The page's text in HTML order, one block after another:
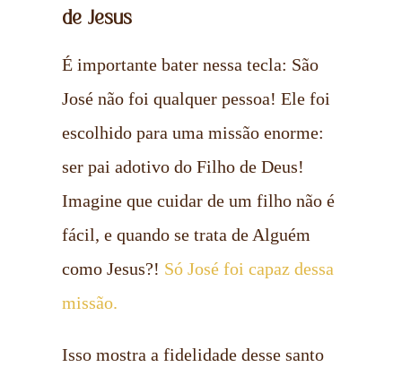
de Jesus
É importante bater nessa tecla: São
José não foi qualquer pessoa! Ele foi
escolhido para uma missão enorme:
ser pai adotivo do Filho de Deus!
Imagine que cuidar de um filho não é
fácil, e quando se trata de Alguém
como Jesus?! Só José foi capaz dessa
missão.
Isso mostra a fidelidade desse santo